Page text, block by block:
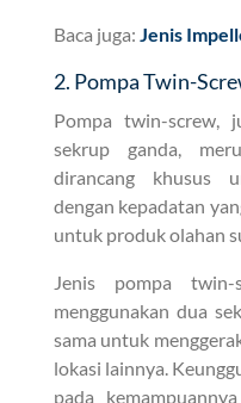
Baca juga: Jenis
2. Pompa Twin-
Pompa twin-screw,
sekrup ganda,
dirancang khusus
dengan kepadatan
untuk produk olahan
Jenis pompa
menggunakan dua
sama untuk
lokasi lainnya.
pada